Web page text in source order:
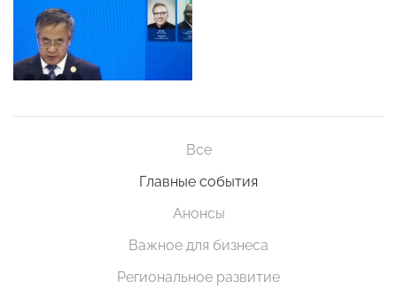
Все
Главные события
Анонсы
Важное для бизнеса
Региональное развитие